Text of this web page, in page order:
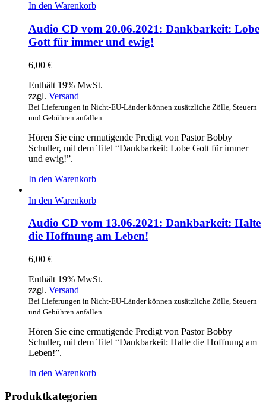
In den Warenkorb
Audio CD vom 20.06.2021: Dankbarkeit: Lobe
Gott für immer und ewig!
6,00 €
Enthält 19% MwSt.
zzgl. Versand
Bei Lieferungen in Nicht-EU-Länder können zusätzliche Zölle, Steuern
und Gebühren anfallen.
Hören Sie eine ermutigende Predigt von Pastor Bobby
Schuller, mit dem Titel “Dankbarkeit: Lobe Gott für immer
und ewig!”.
In den Warenkorb
In den Warenkorb
Audio CD vom 13.06.2021: Dankbarkeit: Halte
die Hoffnung am Leben!
6,00 €
Enthält 19% MwSt.
zzgl. Versand
Bei Lieferungen in Nicht-EU-Länder können zusätzliche Zölle, Steuern
und Gebühren anfallen.
Hören Sie eine ermutigende Predigt von Pastor Bobby
Schuller, mit dem Titel “Dankbarkeit: Halte die Hoffnung am
Leben!”.
In den Warenkorb
Produktkategorien